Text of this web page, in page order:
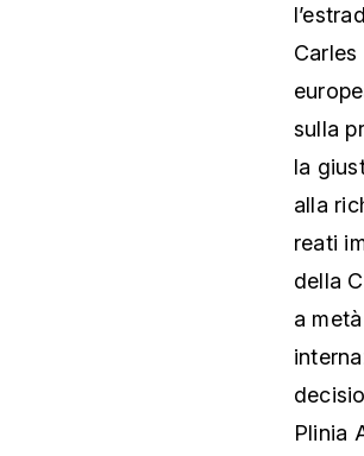
sulla
la
alla
reati
della
a
Plinia